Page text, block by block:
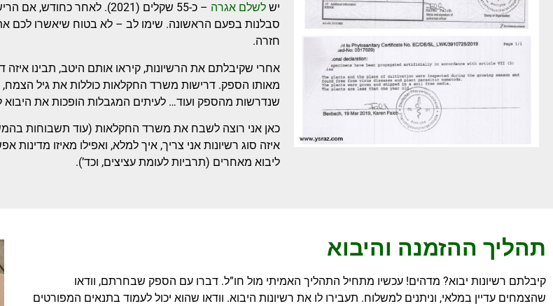
יש לשלם אגרה
– כ-55 שקלים (2021). לאחר
סבלנות בפעם הראשונה. שימו לב – לא בטוח שיאשרו לכם
חזרה.
אחרי שקיבלתם את הרשיונות, קיראו אותם היטב, תבינו איזה
מאותו הספק. דרישות משרד החקלאות כוללות את גיל הצמח,
שנדרשות מהספק ועוד… לעיתים המגבלות הופכות את היבוא
כאן אני רוצה לשבח את משרד החקלאות (עוד תשבוחות
איזה סוג רשיונות אני צריך, איך למלא, ואפילו מאיזו מדינות
ליבוא מאחרים (תרביות לעומת עציצים, וכד’).
תהליך ההזמנה והיבוא
קיבלתם רשיונות יבוא? מדהים! עכשיו מתחיל התהליך האמיתי מול חו”ל. דברו עם הספק שבחרתם, וודאו
שהצמחים עדיין במלאי, וניתנים למשלוח. תעבירו לו את רשיונות היבוא. וודאו שהוא יכול לעמוד בתנאים המפורטים